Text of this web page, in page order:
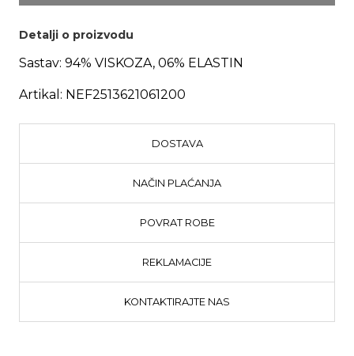
Detalji o proizvodu
Sastav: 94% VISKOZA, 06% ELASTIN
Artikal: NEF2513621061200
DOSTAVA
NAČIN PLAĆANJA
POVRAT ROBE
REKLAMACIJE
KONTAKTIRAJTE NAS